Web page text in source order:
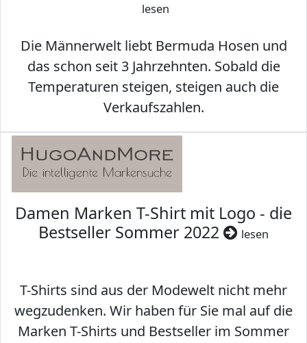
lesen
Die Männerwelt liebt Bermuda Hosen und
das schon seit 3 Jahrzehnten. Sobald die
Temperaturen steigen, steigen auch die
Verkaufszahlen.
Damen Marken T-Shirt mit Logo - die
Bestseller Sommer 2022
lesen
T-Shirts sind aus der Modewelt nicht mehr
wegzudenken. Wir haben für Sie mal auf die
Marken T-Shirts und Bestseller im Sommer